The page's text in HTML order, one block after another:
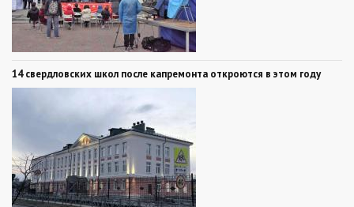
14 свердловских школ после капремонта откроются в этом году